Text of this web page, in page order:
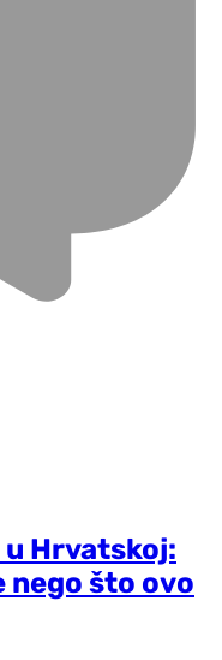
Hrvatskoj:
nego što ovo